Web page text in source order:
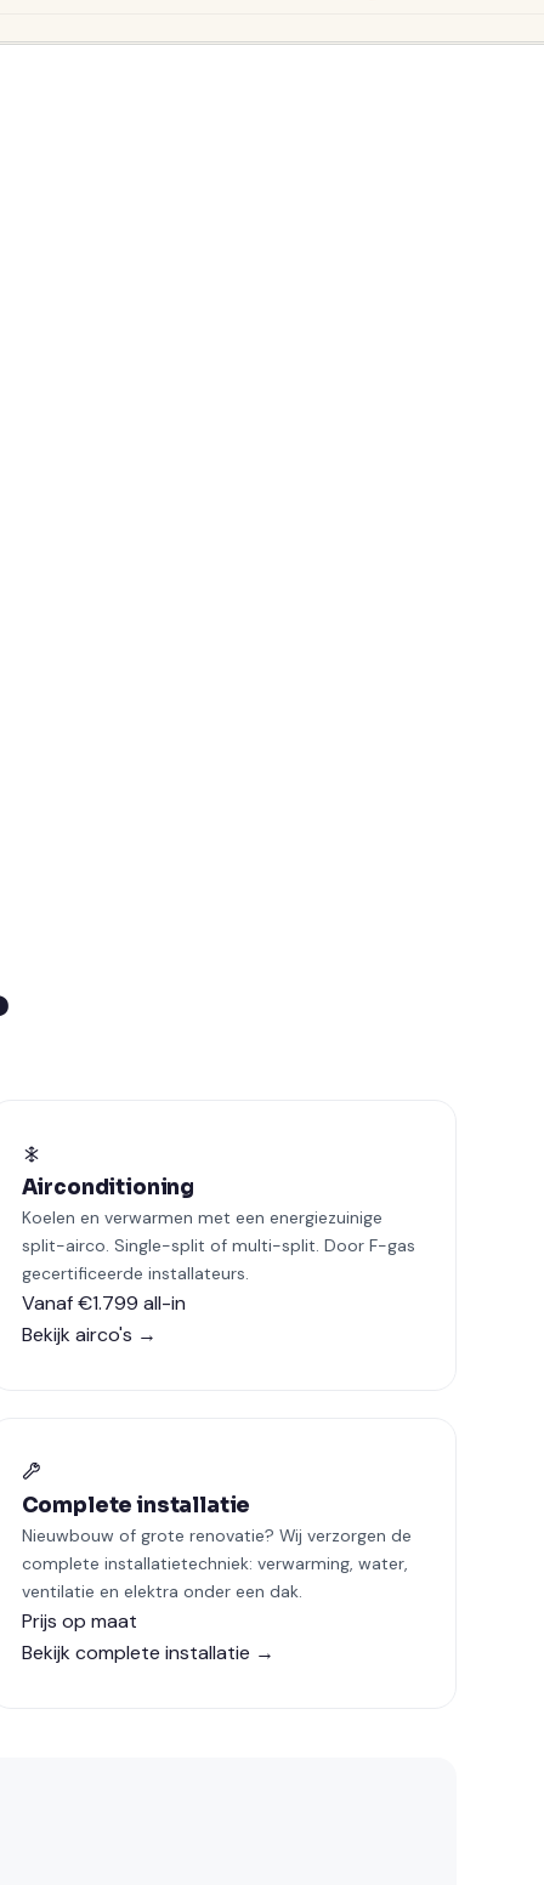
Airconditioning
Koelen en verwarmen met een energiezuinige
split-airco. Single-split of multi-split. Door F-gas
gecertificeerde installateurs.
Vanaf €1.799 all-in
Bekijk airco's →
Complete installatie
Nieuwbouw of grote renovatie? Wij verzorgen de
complete installatietechniek: verwarming, water,
ventilatie en elektra onder een dak.
Prijs op maat
Bekijk complete installatie →